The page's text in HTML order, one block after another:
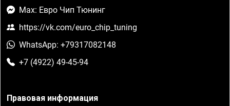
Max: Евро Чип Тюнинг
https://vk.com/euro_chip_tuning
WhatsApp: +79317082148
+7 (4922) 49-45-94
Правовая информация